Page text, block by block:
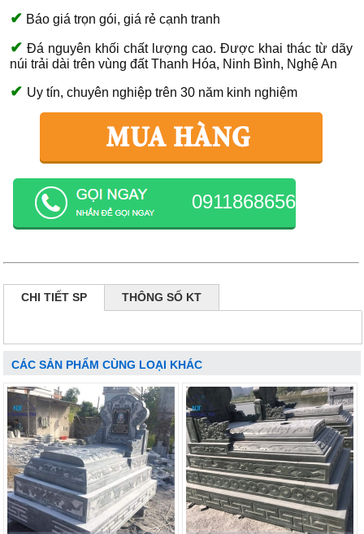
✔ Báo giá trọn gói, giá rẻ cạnh tranh
✔ Đá nguyên khối chất lượng cao. Được khai thác từ dãy
núi trải dài trên vùng đất Thanh Hóa, Ninh Bình, Nghệ An
✔ Uy tín, chuyên nghiệp trên 30 năm kinh nghiệm
0911868656
CHI TIẾT SP THÔNG SỐ KT
CÁC SẢN PHẨM CÙNG LOẠI KHÁC